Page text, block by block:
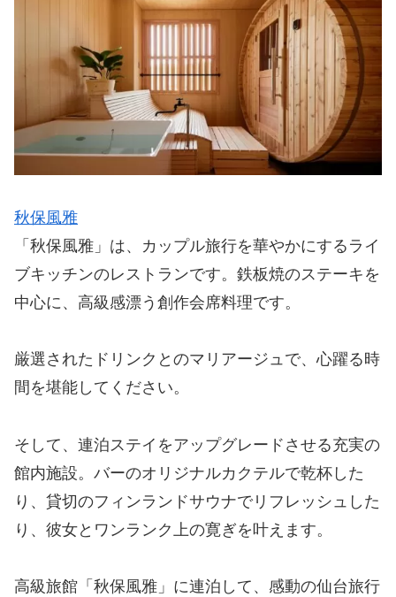
秋保風雅
「秋保風雅」は、カップル旅行を華やかにするライ
ブキッチンのレストランです。鉄板焼のステーキを
中心に、高級感漂う創作会席料理です。
厳選されたドリンクとのマリアージュで、心躍る時
間を堪能してください。
そして、連泊ステイをアップグレードさせる充実の
館内施設。バーのオリジナルカクテルで乾杯した
り、貸切のフィンランドサウナでリフレッシュした
り、彼女とワンランク上の寛ぎを叶えます。
高級旅館「秋保風雅」に連泊して、感動の仙台旅行